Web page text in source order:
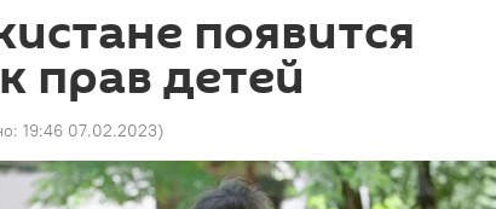
появится
прав детей
19:46 07.02.2023)